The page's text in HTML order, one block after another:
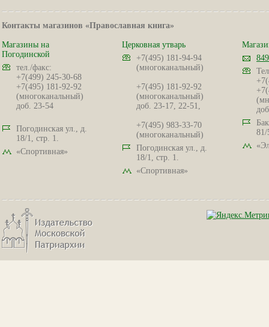
Контакты магазинов «Православная книга»
Магазины на
Погодинской
тел./факс:
+7(499) 245-30-68
+7(495) 181-92-92
(многоканальный)
доб. 23-54
Погодинская ул., д.
18/1, стр. 1.
«Спортивная»
Церковная утварь
+7(495) 181-94-94
(многоканальный)
+7(495) 181-92-92
(многоканальный)
доб. 23-17, 22-51,
+7(495) 983-33-70
(многоканальный)
Погодинская ул., д.
18/1, стр. 1.
«Спортивная»
81/